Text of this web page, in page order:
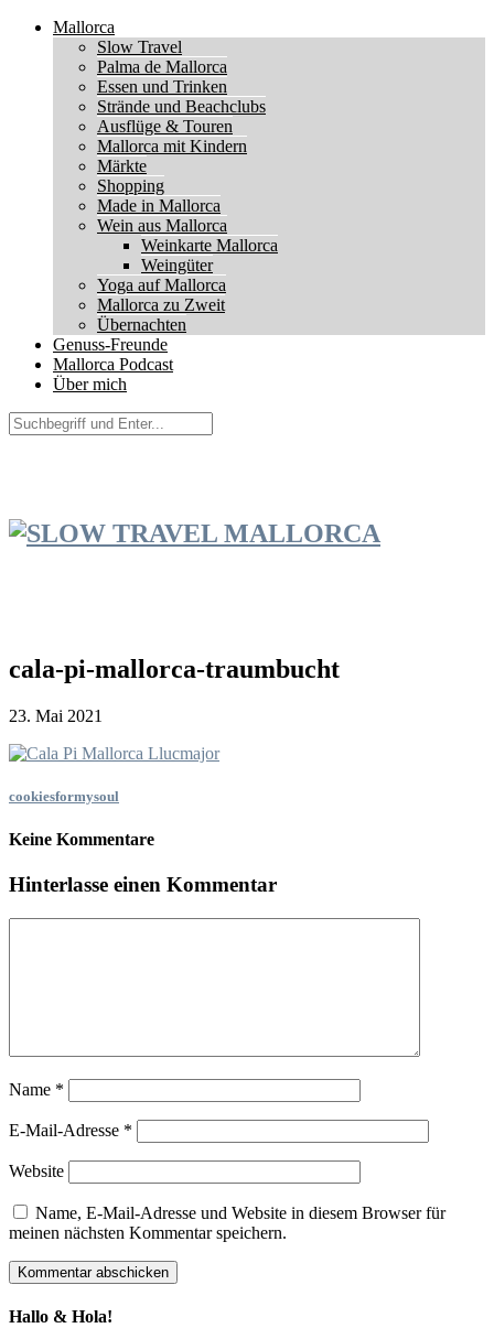
Mallorca
Slow Travel
Palma de Mallorca
Essen und Trinken
Strände und Beachclubs
Ausflüge & Touren
Mallorca mit Kindern
Märkte
Shopping
Made in Mallorca
Wein aus Mallorca
Weinkarte Mallorca
Weingüter
Yoga auf Mallorca
Mallorca zu Zweit
Übernachten
Genuss-Freunde
Mallorca Podcast
Über mich
cala-pi-mallorca-traumbucht
23. Mai 2021
cookiesformysoul
Keine Kommentare
Hinterlasse einen Kommentar
Name *
E-Mail-Adresse *
Website
Name, E-Mail-Adresse und Website in diesem Browser für
meinen nächsten Kommentar speichern.
Hallo & Hola!